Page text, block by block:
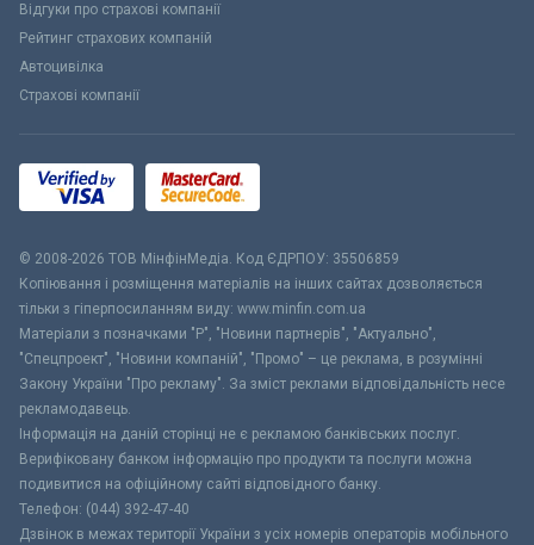
Відгуки про страхові компанії
Рейтинг страхових компаній
Автоцивілка
Страхові компанії
© 2008-2026 ТОВ МiнфiнМедiа. Код ЄДРПОУ: 35506859
Копіювання і розміщення матеріалів на інших сайтах дозволяється
тільки з гіперпосиланням виду: www.minfin.com.ua
Матеріали з позначками "Р", "Новини партнерів", "Актуально",
"Спецпроект", "Новини компаній", "Промо" – це реклама, в розумінні
Закону України "Про рекламу". За зміст реклами відповідальність несе
рекламодавець.
Інформація на даній сторінці не є рекламою банківських послуг.
Верифіковану банком інформацію про продукти та послуги можна
подивитися на офіційному сайті відповідного банку.
Телефон: (044) 392-47-40
Дзвінок в межах території України з усіх номерів операторів мобільного